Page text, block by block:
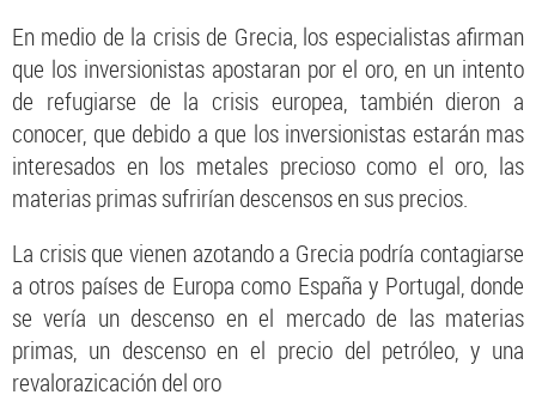
En medio de la crisis de Grecia, los especialistas afirman
que los inversionistas apostaran por el oro, en un intento
de refugiarse de la crisis europea, también dieron a
conocer, que debido a que los inversionistas estarán mas
interesados en los metales precioso como el oro, las
materias primas sufrirían descensos en sus precios.
La crisis que vienen azotando a Grecia podría contagiarse
a otros países de Europa como España y Portugal, donde
se vería un descenso en el mercado de las materias
primas, un descenso en el precio del petróleo, y una
revalorazicación del oro